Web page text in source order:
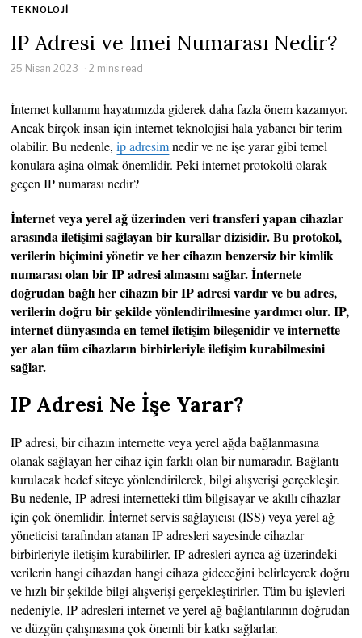
TEKNOLOJI
IP Adresi ve Imei Numarası Nedir?
25 Nisan 2023 2 mins read
İnternet kullanımı hayatımızda giderek daha fazla önem kazanıyor.
Ancak birçok insan için internet teknolojisi hala yabancı bir terim
olabilir. Bu nedenle,ip adresimnedir ve ne işe yarar gibi temel
konulara aşina olmak önemlidir. Peki internet protokolü olarak
geçen IP numarası nedir?
İnternet veya yerel ağ üzerinden veri transferi yapan cihazlar
arasında iletişimi sağlayan bir kurallar dizisidir. Bu protokol,
verilerin biçimini yönetir ve her cihazın benzersiz bir kimlik
numarası olan bir IP adresi almasını sağlar. İnternete
doğrudan bağlı her cihazın bir IP adresi vardır ve bu adres,
verilerin doğru bir şekilde yönlendirilmesine yardımcı olur. IP,
internet dünyasında en temel iletişim bileşenidir ve internette
yer alan tüm cihazların birbirleriyle iletişim kurabilmesini
sağlar.
IP Adresi Ne İşe Yarar?
IP adresi, bir cihazın internette veya yerel ağda bağlanmasına
olanak sağlayan her cihaz için farklı olan bir numaradır. Bağlantı
kurulacak hedef siteye yönlendirilerek, bilgi alışverişi gerçekleşir.
Bu nedenle, IP adresi internetteki tüm bilgisayar ve akıllı cihazlar
için çok önemlidir. İnternet servis sağlayıcısı (ISS) veya yerel ağ
yöneticisi tarafından atanan IP adresleri sayesinde cihazlar
birbirleriyle iletişim kurabilirler. IP adresleri ayrıca ağ üzerindeki
verilerin hangi cihazdan hangi cihaza gideceğini belirleyerek doğru
ve hızlı bir şekilde bilgi alışverişi gerçekleştirirler. Tüm bu işlevleri
nedeniyle, IP adresleri internet ve yerel ağ bağlantılarının doğrudan
ve düzgün çalışmasına çok önemli bir katkı sağlarlar.